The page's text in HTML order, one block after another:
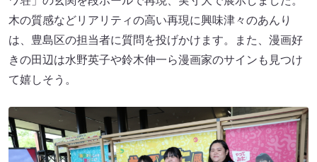
木の質感などリアリティの高い再現に興味津々のあんり
は、豊島区の担当者に質問を投げかけます。また、漫画好
きの田辺は水野英子や鈴木伸一ら漫画家のサインも見つけ
て嬉しそう。